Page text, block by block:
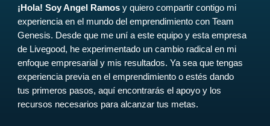
p
k
a
q
u
a
r
e
¡Hola! Soy Angel Ramos y quiero compartir contigo mi
experiencia en el mundo del emprendimiento con Team
Genesis. Desde que me uní a este equipo y esta empresa
de Livegood, he experimentado un cambio radical en mi
enfoque empresarial y mis resultados. Ya sea que tengas
experiencia previa en el emprendimiento o estés dando
tus primeros pasos, aquí encontrarás el apoyo y los
recursos necesarios para alcanzar tus metas.